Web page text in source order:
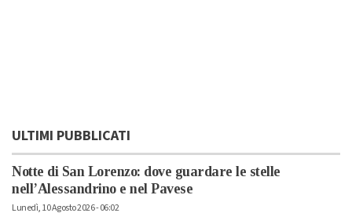
ULTIMI PUBBLICATI
Notte di San Lorenzo: dove guardare le stelle
nell’Alessandrino e nel Pavese
Lunedì, 10 Agosto 2026 - 06:02